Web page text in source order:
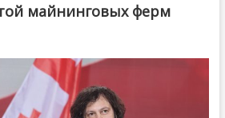
майнинговых ферм